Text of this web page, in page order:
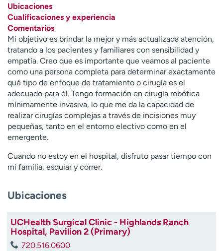
Contáctenos
A
y
ú
d
a
m
e
a
e
n
c
n
t
a
Ubicaciones
Cualificaciones y experiencia
Comentarios
Mi objetivo es brindar la mejor y más actualizada atención,
tratando a los pacientes y familiares con sensibilidad y
empatía. Creo que es importante que veamos al paciente
como una persona completa para determinar exactamente
qué tipo de enfoque de tratamiento o cirugía es el
adecuado para él. Tengo formación en cirugía robótica
mínimamente invasiva, lo que me da la capacidad de
realizar cirugías complejas a través de incisiones muy
pequeñas, tanto en el entorno electivo como en el
emergente.
Cuando no estoy en el hospital, disfruto pasar tiempo con
mi familia, esquiar y correr.
Ubicaciones
UCHealth Surgical Clinic - Highlands Ranch
Hospital, Pavilion 2 (Primary)
720.516.0600